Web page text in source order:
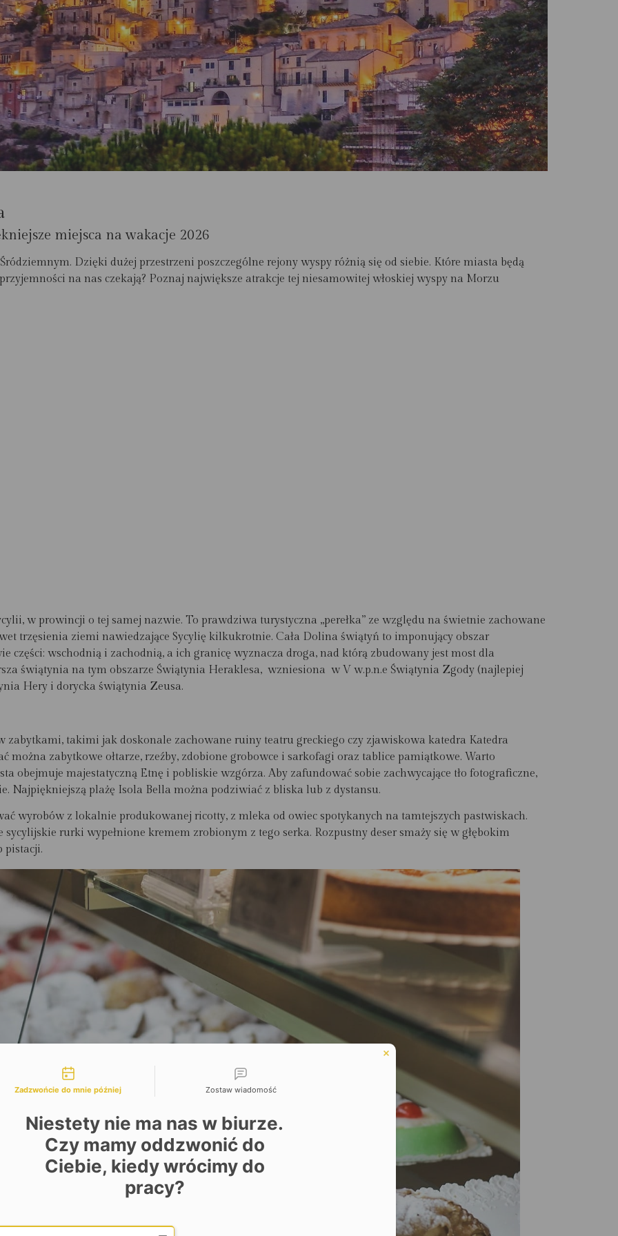
miejsca na wakacje 2026
Dzięki dużej przestrzeni poszczególne rejony wyspy różnią się od siebie. Które miasta będą
na nas czekają? Poznaj największe atrakcje tej niesamowitej włoskiej wyspy na Morzu
w prowincji o tej samej nazwie. To prawdziwa turystyczna „perełka” ze względu na świetnie zachowane
trzęsienia ziemi nawiedzające Sycylię kilkukrotnie. Cała Dolina świątyń to imponujący obszar
części: wschodnią i zachodnią, a ich granicę wyznacza droga, nad którą zbudowany jest most dla
świątynia na tym obszarze Świątynia Heraklesa, wzniesiona w V w.p.n.e Świątynia Zgody (najlepiej
Hery i dorycka świątynia Zeusa.
zabytkami, takimi jak doskonale zachowane ruiny teatru greckiego czy zjawiskowa katedra Katedra
zabytkowe ołtarze, rzeźby, zdobione grobowce i sarkofagi oraz tablice pamiątkowe. Warto
obejmuje majestatyczną Etnę i pobliskie wzgórza. Aby zafundować sobie zachwycające tło fotograficzne,
Najpiękniejszą plażę Isola Bella można podziwiać z bliska lub z dystansu.
wyrobów z lokalnie produkowanej ricotty, z mleka od owiec spotykanych na tamtejszych pastwiskach.
rurki wypełnione kremem zrobionym z tego serka. Rozpustny deser smaży się w głębokim
pistacji.
kontaktu
Zadzwońcie do mnie później Zostaw wiadomość
Niestety nie ma nas w biurze.
Czy mamy oddzwonić do
Ciebie, kiedy wrócimy do
pracy?
Date and time slection for scheduled call
Wybierz datę